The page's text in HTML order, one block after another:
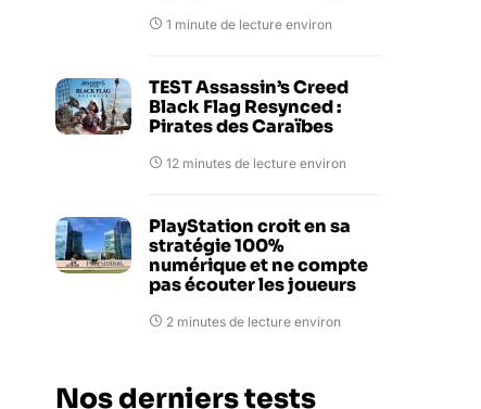
1 minute de lecture environ
TEST Assassin’s Creed
Black Flag Resynced :
Pirates des Caraïbes
12 minutes de lecture environ
PlayStation croit en sa
stratégie 100%
numérique et ne compte
pas écouter les joueurs
2 minutes de lecture environ
Nos derniers tests